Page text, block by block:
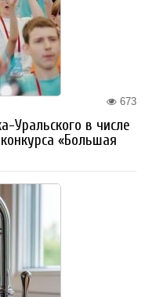
673
Уральского в числе
«Большая